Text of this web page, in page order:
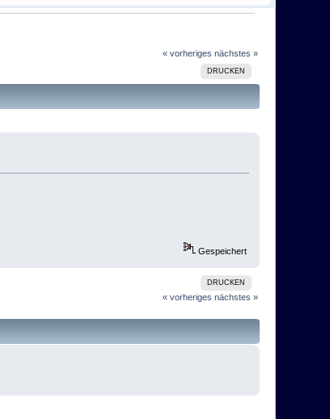
« vorheriges nächstes »
DRUCKEN
Gespeichert
DRUCKEN
« vorheriges nächstes »